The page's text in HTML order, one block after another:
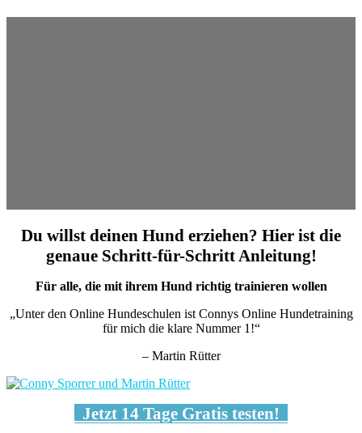
Du willst deinen Hund erziehen? Hier ist die
genaue Schritt-für-Schritt Anleitung!
Für alle, die mit ihrem Hund richtig trainieren wollen
„Unter den Online Hundeschulen ist Connys Online Hundetraining
für mich die klare Nummer 1!“
– Martin Rütter
Jetzt 14 Tage Gratis testen!